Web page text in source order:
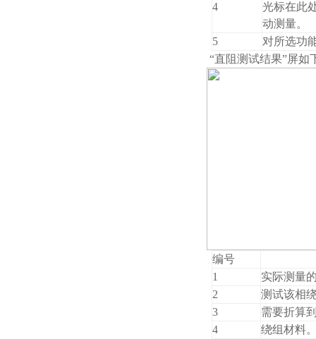
4
光标在此
动测量。
5
对所选功
“直阻测试结果”屏如
编号
1
实际测量
2
测试该相
3
需要折算
4
绕组材料